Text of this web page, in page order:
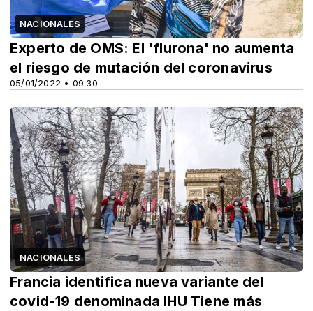
NACIONALES
05/01/2022 • 09:30
Experto de OMS: El 'flurona' no aumenta
el riesgo de mutación del coronavirus
NACIONALES
Francia identifica nueva variante del
covid-19 denominada IHU Tiene más